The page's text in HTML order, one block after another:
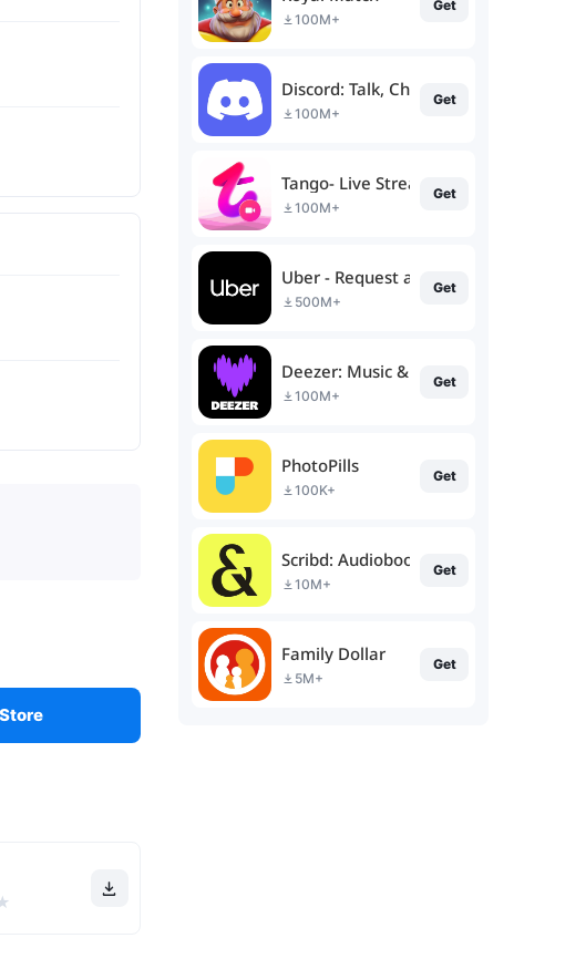
100M+
Get
Discord: Talk, Chat & Hang Out
100M+
Get
Tango- Live Stream, Video Chat
100M+
Get
Uber - Request a ride
500M+
Get
Deezer: Music & Podcast Player
100M+
Get
PhotoPills
100K+
Get
Scribd: Audiobooks & Ebooks
10M+
Get
Family Dollar
5M+
Get